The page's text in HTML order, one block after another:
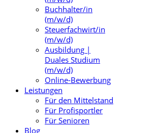
Buchhalter/in
(m/w/d)
Steuerfachwirt/in
(m/w/d)
Ausbildung |
Duales Studium
(m/w/d)
Online-Bewerbung
Leistungen
Für den Mittelstand
Für Profisportler
Für Senioren
Blog